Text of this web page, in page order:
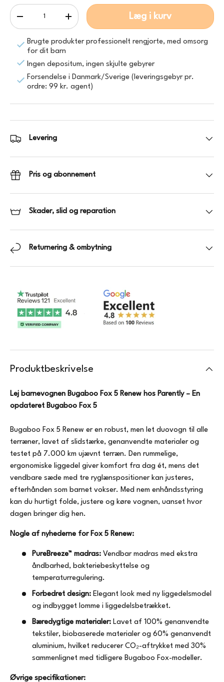
Antal
+
Læg i kurv
Brugte produkter professionelt rengjorte, med omsorg
for dit barn
Ingen depositum, ingen skjulte gebyrer
Forsendelse i Danmark/Sverige (leveringsgebyr pr.
ordre: 99 kr. agent)
Levering
Pris og abonnement
Skader, slid og reparation
Returnering & ombytning
Produktbeskrivelse
Lej barnevognen Bugaboo Fox 5 Renew hos Parently – En
opdateret Bugaboo Fox 5
Bugaboo Fox 5 Renew er en robust, men let duovogn til alle
terræner, lavet af slidstærke, genanvendte materialer og
testet på 7.000 km ujævnt terræn. Den rummelige,
ergonomiske liggedel giver komfort fra dag ét, mens det
vendbare sæde med tre ryglænspositioner kan justeres,
efterhånden som barnet vokser. Med nem enhåndsstyring
kan du hurtigt folde, justere og køre vognen, uanset hvor
dagen bringer dig hen.
Nogle af nyhederne for Fox 5 Renew:
PureBreeze™ madras: Vendbar madras med ekstra
åndbarhed, bakteriebeskyttelse og
temperaturregulering.
Forbedret design: Elegant look med ny liggedelsmodel
og indbygget lomme i liggedelsbetrækket.
Bæredygtige materialer: Lavet af 100% genanvendte
tekstiler, biobaserede materialer og 60% genanvendt
aluminium, hvilket reducerer CO₂-aftrykket med 30%
sammenlignet med tidligere Bugaboo Fox-modeller.
Øvrige specifikationer: